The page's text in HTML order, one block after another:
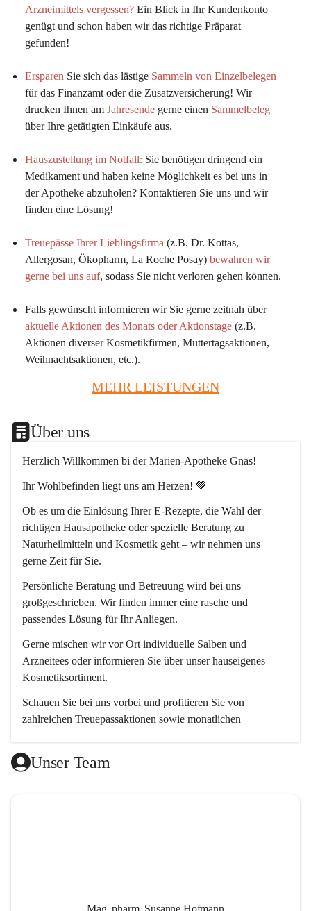
Arzneimittels vergessen? Ein Blick in Ihr Kundenkonto
genügt und schon haben wir das richtige Präparat
gefunden!
Ersparen Sie sich das lästige Sammeln von Einzelbelegen
für das Finanzamt oder die Zusatzversicherung! Wir
drucken Ihnen am Jahresende gerne einen Sammelbeleg
über Ihre getätigten Einkäufe aus.
Hauszustellung im Notfall: Sie benötigen dringend ein
Medikament und haben keine Möglichkeit es bei uns in
der Apotheke abzuholen? Kontaktieren Sie uns und wir
finden eine Lösung!
Treuepässe Ihrer Lieblingsfirma (z.B. Dr. Kottas,
Allergosan, Ökopharm, La Roche Posay) bewahren wir
gerne bei uns auf, sodass Sie nicht verloren gehen können.
Falls gewünscht informieren wir Sie gerne zeitnah über
aktuelle Aktionen des Monats oder Aktionstage (z.B.
Aktionen diverser Kosmetikfirmen, Muttertagsaktionen,
Weihnachtsaktionen, etc.).
MEHR LEISTUNGEN
Über uns
Herzlich Willkommen bi der Marien-Apotheke Gnas!
Ihr Wohlbefinden liegt uns am Herzen! 💚
Ob es um die Einlösung Ihrer E-Rezepte, die Wahl der
richtigen Hausapotheke oder spezielle Beratung zu
Naturheilmitteln und Kosmetik geht – wir nehmen uns
gerne Zeit für Sie.
Persönliche Beratung und Betreuung wird bei uns
großgeschrieben. Wir finden immer eine rasche und
passendes Lösung für Ihr Anliegen.
Gerne mischen wir vor Ort individuelle Salben und
Arzneitees oder informieren Sie über unser hauseigenes
Kosmetiksortiment.
Schauen Sie bei uns vorbei und profitieren Sie von
zahlreichen Treuepassaktionen sowie monatlichen
Wir freuen uns auf Ihren Besuch! 😊
Unser Team
Mag. pharm. Susanne Hofmann